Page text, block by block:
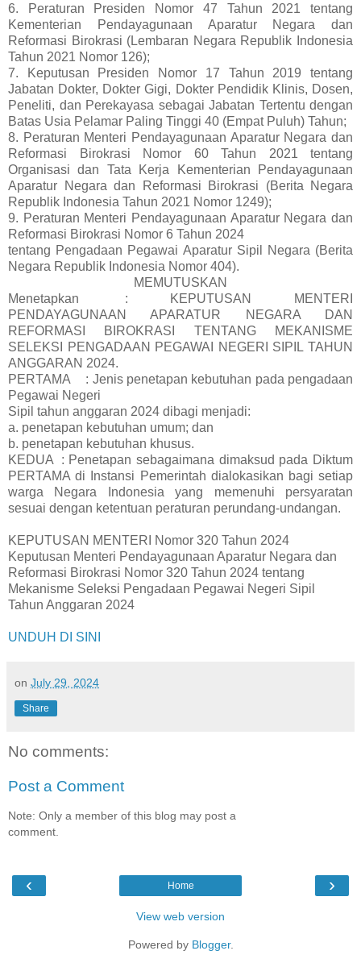
6. Peraturan Presiden Nomor 47 Tahun 2021 tentang
Kementerian Pendayagunaan Aparatur Negara dan
Reformasi Birokrasi (Lembaran Negara Republik Indonesia
Tahun 2021 Nomor 126);
7. Keputusan Presiden Nomor 17 Tahun 2019 tentang
Jabatan Dokter, Dokter Gigi, Dokter Pendidik Klinis, Dosen,
Peneliti, dan Perekayasa sebagai Jabatan Tertentu dengan
Batas Usia Pelamar Paling Tinggi 40 (Empat Puluh) Tahun;
8. Peraturan Menteri Pendayagunaan Aparatur Negara dan
Reformasi Birokrasi Nomor 60 Tahun 2021 tentang
Organisasi dan Tata Kerja Kementerian Pendayagunaan
Aparatur Negara dan Reformasi Birokrasi (Berita Negara
Republik Indonesia Tahun 2021 Nomor 1249);
9. Peraturan Menteri Pendayagunaan Aparatur Negara dan
Reformasi Birokrasi Nomor 6 Tahun 2024
tentang Pengadaan Pegawai Aparatur Sipil Negara (Berita
Negara Republik Indonesia Nomor 404).
MEMUTUSKAN
Menetapkan
: KEPUTUSAN MENTERI
PENDAYAGUNAAN APARATUR NEGARA DAN
REFORMASI BIROKRASI TENTANG MEKANISME
SELEKSI PENGADAAN PEGAWAI NEGERI SIPIL TAHUN
ANGGARAN 2024.
PERTAMA
: Jenis penetapan kebutuhan pada pengadaan
Pegawai Negeri
Sipil tahun anggaran 2024 dibagi menjadi:
a. penetapan kebutuhan umum; dan
b. penetapan kebutuhan khusus.
KEDUA
: Penetapan sebagaimana dimaksud pada Diktum
PERTAMA di Instansi Pemerintah dialokasikan bagi setiap
warga Negara Indonesia yang memenuhi persyaratan
sesuai dengan ketentuan peraturan perundang-undangan.
KEPUTUSAN MENTERI Nomor 320 Tahun 2024
Keputusan Menteri Pendayagunaan Aparatur Negara dan
Reformasi Birokrasi Nomor 320 Tahun 2024 tentang
Mekanisme Seleksi Pengadaan Pegawai Negeri Sipil
Tahun Anggaran 2024
UNDUH DI SINI
on July 29, 2024
Share
No comments:
Post a Comment
Note: Only a member of this blog may post a
comment.
‹ ›
Home
View web version
Powered by Blogger.